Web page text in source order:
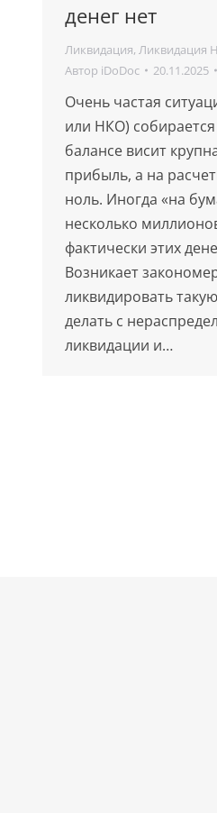
денег нет
Ликвидация, Ликвидация
Автор iDoDoc 20.11.2025
Очень частая
или НКО)
балансе висит
прибыль, а на
ноль. Иногда «на
несколько
фактически этих
Возникает
ликвидировать
делать с
ликвидации и…